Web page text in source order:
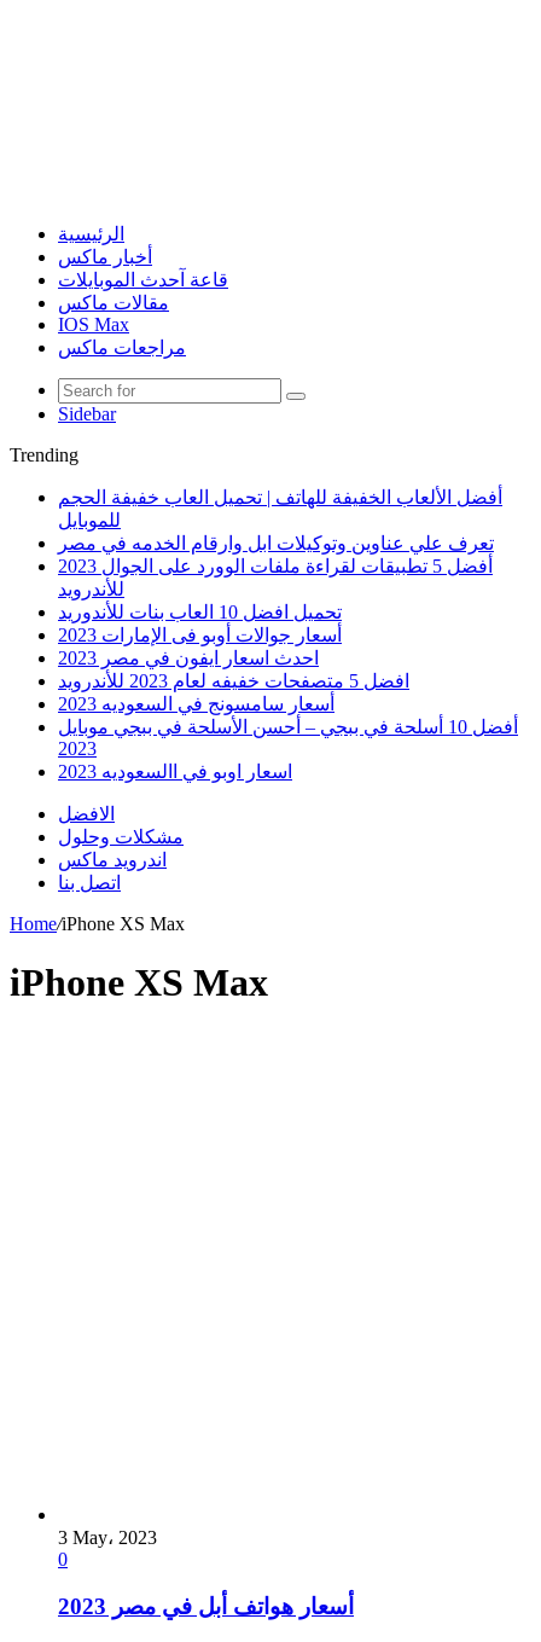
الرئيسية
أخبار ماكس
قاعة آحدث الموبايلات
مقالات ماكس
IOS Max
مراجعات ماكس
Sidebar
Trending
أفضل الألعاب الخفيفة للهاتف | تحميل العاب خفيفة الحجم
للموبايل
تعرف علي عناوين وتوكيلات ابل وارقام الخدمه في مصر
أفضل 5 تطبيقات لقراءة ملفات الوورد على الجوال 2023
للأندرويد
تحميل افضل 10 العاب بنات للأندوريد
أسعار جوالات أوبو فى الإمارات 2023
احدث اسعار ايفون في مصر 2023
افضل 5 متصفحات خفيفه لعام 2023 للأندرويد
أسعار سامسونج في السعوديه 2023
أفضل 10 أسلحة في ببجي – أحسن الأسلحة في ببجي موبايل
2023
اسعار اوبو في االسعوديه 2023
الافضل
مشكلات وحلول
اندرويد ماكس
اتصل بنا
Home/iPhone XS Max
iPhone XS Max
3 May، 2023
0
أسعار هواتف أبل في مصر 2023